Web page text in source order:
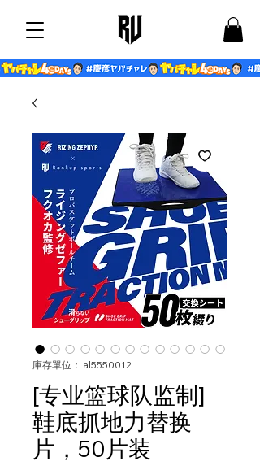
庫存單位： al5550012
[专业篮球队监制]
鞋底抓地力替换
片，50片装